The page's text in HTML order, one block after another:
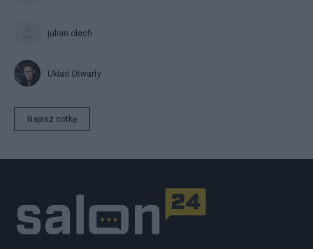
julian olech
Układ Otwarty
Napisz notkę